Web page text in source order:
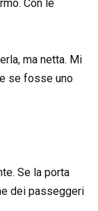
Con le
ma netta. Mi
se fosse uno
Se la porta
dei passeggeri